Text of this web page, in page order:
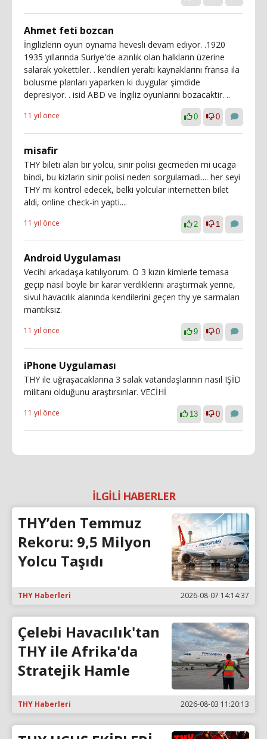
Ahmet feti bozcan
İngilizlerin oyun oynama hevesli devam ediyor. .1920
1935 yıllarında Suriye'de azınlık olan halkların üzerine
salarak yokettiler. . kendileri yeraltı kaynaklarını fransa ila
bolusme planları yaparken ki duygular şimdide
depresiyor. . isid ABD ve İngiliz oyunlarını bozacaktir. ..
11 yıl önce 0 0
misafir
THY bileti alan bir yolcu, sinir polisi gecmeden mi ucaga
bindi, bu kizlarin sinir polisi neden sorgulamadi.... her seyi
THY mi kontrol edecek, belki yolcular internetten bilet
aldi, online check-in yapti....
11 yıl önce 2 1
Android Uygulaması
Vecihi arkadaşa katılıyorum. O 3 kızın kimlerle temasa
geçip nasıl böyle bir karar verdiklerini araştırmak yerine,
sivul havacılık alanında kendilerini geçen thy ye sarmaları
mantıksız.
11 yıl önce 9 0
iPhone Uygulaması
THY ile uğraşacaklarına 3 salak vatandaşlarının nasıl IŞİD
militanı olduğunu araştırsınlar. VECİHİ
11 yıl önce 13 0
İLGİLİ HABERLER
THY’den Temmuz
Rekoru: 9,5 Milyon
Yolcu Taşıdı
THY Haberleri 2026-08-07 14:14:37
Çelebi Havacılık'tan
THY ile Afrika'da
Stratejik Hamle
THY Haberleri 2026-08-03 11:20:13